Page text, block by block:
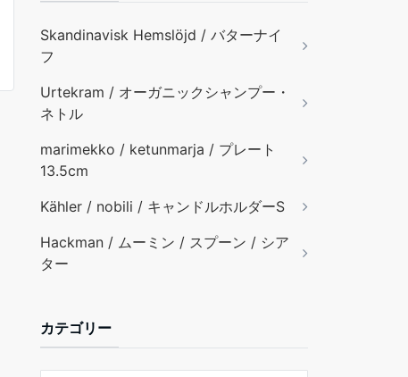
Skandinavisk Hemslöjd / バターナイ
フ
Urtekram / オーガニックシャンプー・
ネトル
marimekko / ketunmarja / プレート
13.5cm
Kähler / nobili / キャンドルホルダーS
Hackman / ムーミン / スプーン / シア
ター
カテゴリー